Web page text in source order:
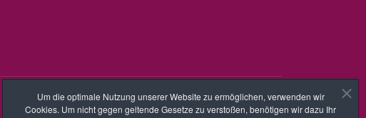
Um die optimale Nutzung unserer Website zu ermöglichen, verwenden wir
Cookies. Um nicht gegen geltende Gesetze zu verstoßen, benötigen wir dazu Ihr